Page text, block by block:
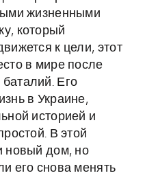
жизненными
который
к цели, этот
в мире после
Его
в Украине,
историей и
В этой
новый дом, но
его снова менять